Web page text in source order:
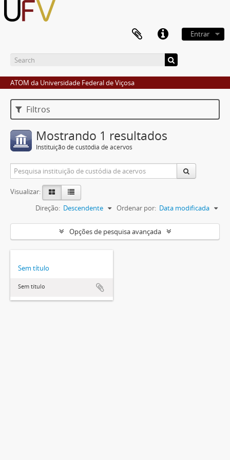
Entrar
ATOM da Universidade Federal de Viçosa
Filtros
Mostrando 1 resultados
Instituição de custódia de acervos
Visualizar:
Ordenar por: Data modificada
Direção: Descendente
Opções de pesquisa avançada
Sem título
Sem título